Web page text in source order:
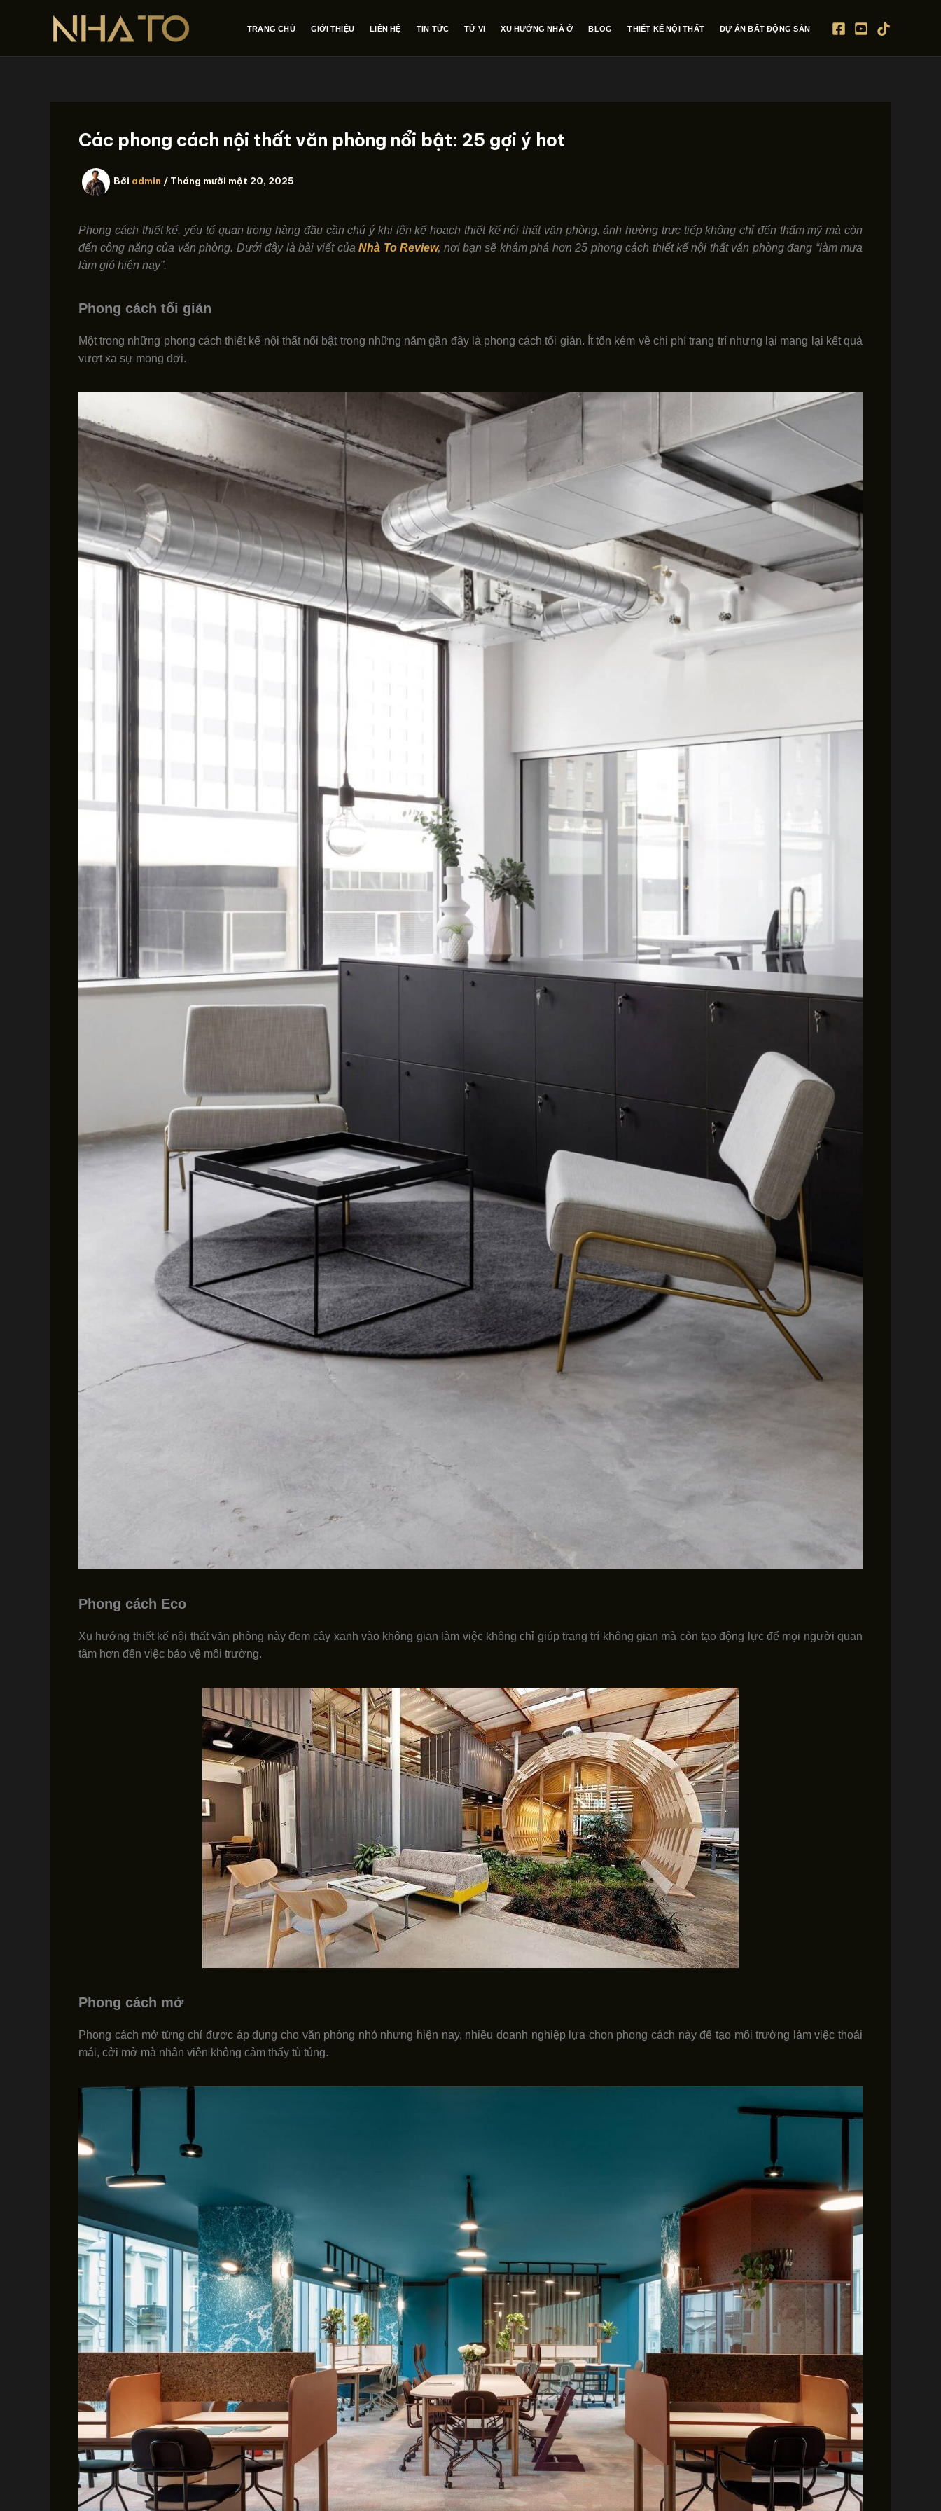
dung
TRANG CHỦ GIỚI THIỆU LIÊN HỆ TIN TỨC TỬ VI XU HƯỚNG NHÀ Ở BLOG THIẾT KẾ NỘI THẤT DỰ ÁN BẤT ĐỘNG SẢN
Các phong cách nội thất văn phòng nổi bật: 25 gợi ý hot
Bởi admin / Tháng mười một 20, 2025
Phong cách thiết kế, yếu tố quan trọng hàng đầu cần chú ý khi lên kế hoạch thiết kế nội thất văn phòng, ảnh hưởng trực tiếp không chỉ đến thẩm mỹ mà còn
đến công năng của văn phòng. Dưới đây là bài viết củaNhà To Review, nơi bạn sẽ khám phá hơn 25 phong cách thiết kế nội thất văn phòng đang “làm mưa
làm gió hiện nay”.
Phong cách tối giản
Một trong những phong cách thiết kế nội thất nổi bật trong những năm gần đây là phong cách tối giản. Ít tốn kém về chi phí trang trí nhưng lại mang lại kết quả
vượt xa sự mong đợi.
Phong cách Eco
Xu hướng thiết kế nội thất văn phòng này đem cây xanh vào không gian làm việc không chỉ giúp trang trí không gian mà còn tạo động lực để mọi người quan
tâm hơn đến việc bảo vệ môi trường.
Phong cách mở
Phong cách mở từng chỉ được áp dụng cho văn phòng nhỏ nhưng hiện nay, nhiều doanh nghiệp lựa chọn phong cách này để tạo môi trường làm việc thoải
mái, cởi mở mà nhân viên không cảm thấy tù túng.